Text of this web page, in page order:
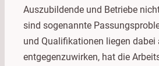
Auszubildende und Betriebe
sind sogenannte
und Qualifikationen liegen dabei
entgegenzuwirken, hat die